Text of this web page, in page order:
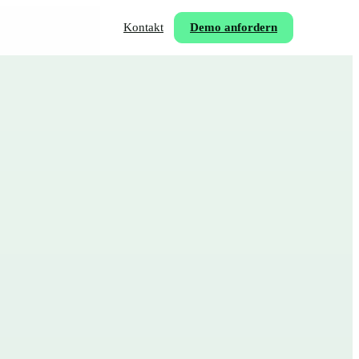
Kontakt Demo anfordern